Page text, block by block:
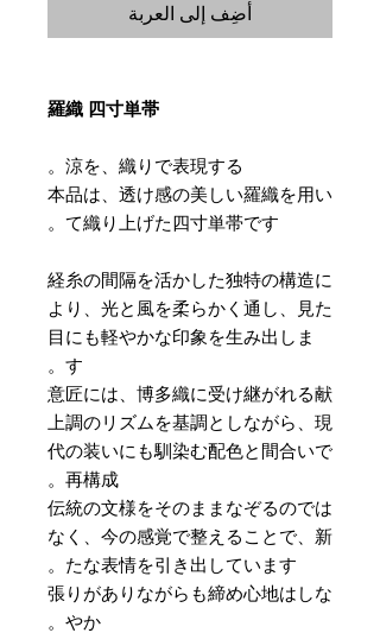
أضِف إلى العربة
羅織 四寸単帯
涼を、織りで表現する。
本品は、透け感の美しい羅織を用い
て織り上げた四寸単帯です。
経糸の間隔を活かした独特の構造に
より、光と風を柔らかく通し、見た
目にも軽やかな印象を生み出しま
す。
意匠には、博多織に受け継がれる献
上調のリズムを基調としながら、現
代の装いにも馴染む配色と間合いで
再構成。
伝統の文様をそのままなぞるのでは
なく、今の感覚で整えることで、新
たな表情を引き出しています。
張りがありながらも締め心地はしな
やか。